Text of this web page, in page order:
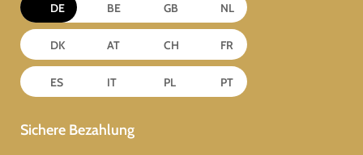
DE BE GB NL
DK AT CH FR
ES IT PL PT
Sichere Bezahlung